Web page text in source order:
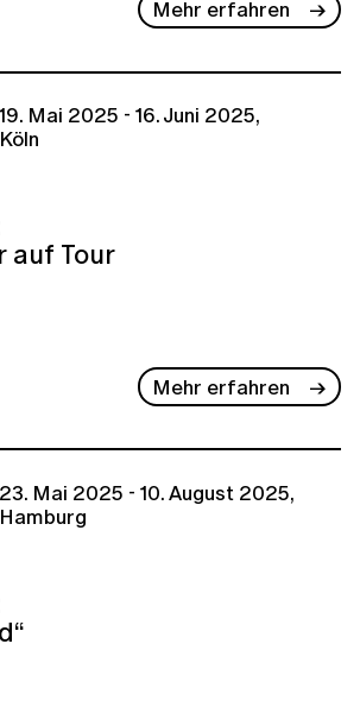
Mehr erfahren
19. Mai 2025 - 16. Juni 2025,
Köln
auf Tour
Mehr erfahren
23. Mai 2025 - 10. August 2025,
Hamburg